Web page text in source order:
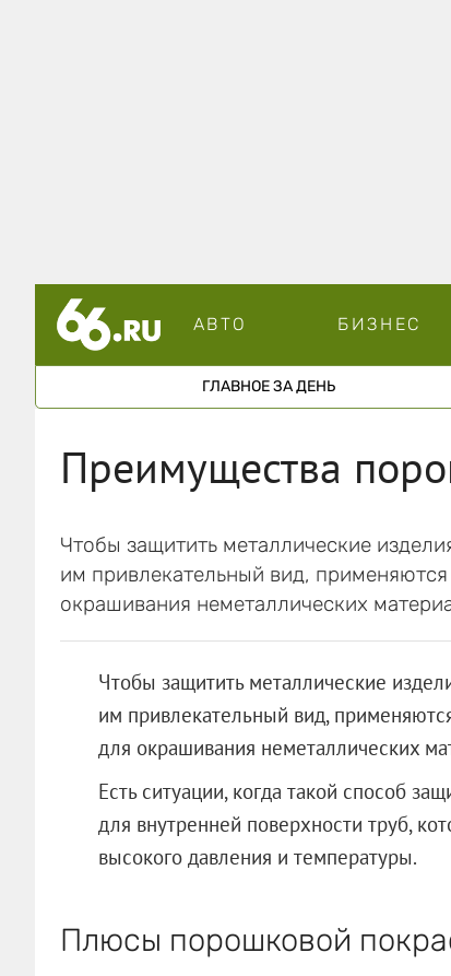
АВТО БИЗНЕС
ГЛАВНОЕ ЗА ДЕНЬ
Преимущества
Чтобы защитить металлические
им привлекательный вид,
окрашивания неметаллических
Чтобы защитить металлические
им привлекательный вид,
для окрашивания неметаллических
Есть ситуации, когда такой способ
для внутренней поверхности труб,
высокого давления и температуры.
Плюсы порошковой